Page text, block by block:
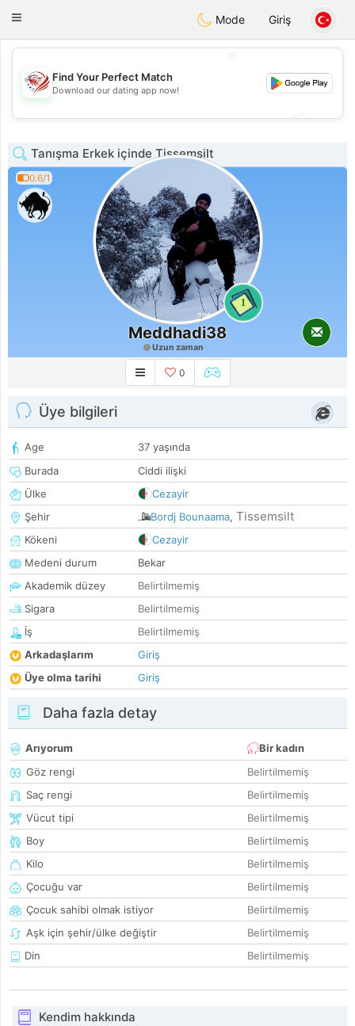
Dating
Toggle
Mode Giriş
💖
💕
Find Your Perfect Match
Download our dating app now!
Tanışma Erkek içinde Tissemsilt
0.6/1
1
Meddhadi38
Uzun zaman
0
Üye bilgileri
Age
37 yaşında
Burada
Ciddi ilişki
Ülke
Cezayir
Şehir
Bordj Bounaama, Tissemsilt
Kökeni
Cezayir
Medeni durum
Bekar
Akademik düzey
Belirtilmemiş
Sigara
Belirtilmemiş
İş
Belirtilmemiş
Arkadaşlarım
Giriş
Üye olma tarihi
Giriş
Daha fazla detay
Arıyorum
Bir kadın
Göz rengi
Belirtilmemiş
Saç rengi
Belirtilmemiş
Vücut tipi
Belirtilmemiş
Boy
Belirtilmemiş
Kilo
Belirtilmemiş
Çocuğu var
Belirtilmemiş
Çocuk sahibi olmak istiyor
Belirtilmemiş
Aşk için şehir/ülke değiştir
Belirtilmemiş
Din
Belirtilmemiş
Kendim hakkında